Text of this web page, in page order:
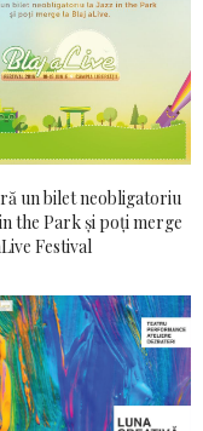
un bilet neobligatoriu
the Park și poți merge
Festival